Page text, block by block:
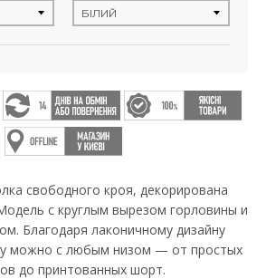
свободного кроя, декорирована
с круглым вырезом горловины и
Благодаря лаконичному дизайну
можно с любым низом — от простых
до принтованных шорт.